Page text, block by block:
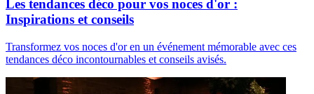
Les tendances déco pour vos noces d'or :
Inspirations et conseils
Transformez vos noces d'or en un événement mémorable avec ces
tendances déco incontournables et conseils avisés.